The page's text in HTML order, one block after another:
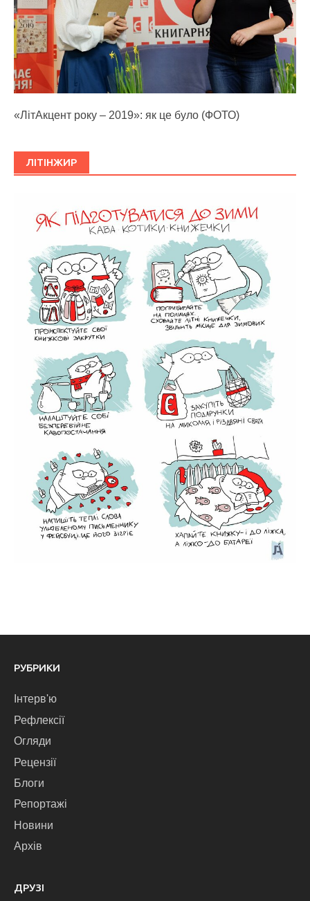
«ЛітАкцент року – 2019»: як це було (ФОТО)
ЛІТІНЖИР
РУБРИКИ
Інтерв'ю
Рефлексії
Огляди
Рецензії
Блоги
Репортажі
Новини
Архів
ДРУЗІ